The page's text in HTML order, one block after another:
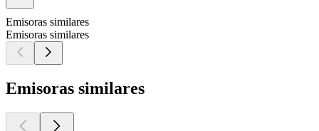
Emisoras similares
Emisoras similares
Emisoras similares